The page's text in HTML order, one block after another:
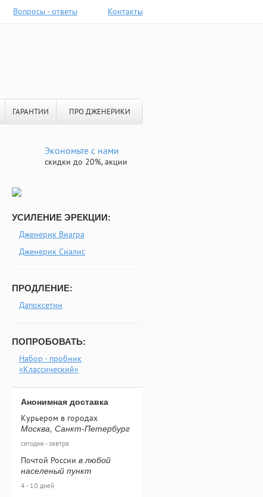
Вопросы - ответы Контакты
ГАРАНТИИ ПРО ДЖЕНЕРИКИ
Экономьте с нами
скидки до 20%, акции
УСИЛЕНИЕ ЭРЕКЦИИ:
Дженерик Виагра
Дженерик Сиалис
ПРОДЛЕНИЕ:
Дапоксетин
ПОПРОБОВАТЬ:
Набор - пробник
«Классический»
Анонимная доставка
Курьером в городах
Москва, Санкт-Петербург
сегодня - завтра
Почтой России в любой
населеный пункт
4 - 10 дней